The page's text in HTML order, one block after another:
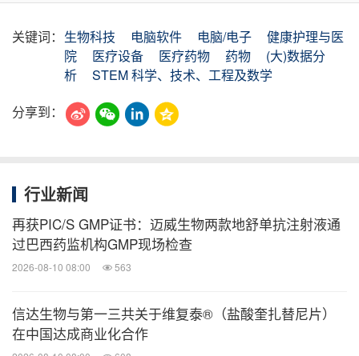
关键词： 生物科技 电脑软件 电脑/电子
健康护理与医
院
医疗设备 医疗药物 药物
(大)数据分
析
STEM 科学、技术、工程及数学
分享到：
行业新闻
再获PIC/S GMP证书：迈威生物两款地舒单抗注射液通
过巴西药监机构GMP现场检查
2026-08-10 08:00 563
信达生物与第一三共关于维复泰®（盐酸奎扎替尼片）
在中国达成商业化合作